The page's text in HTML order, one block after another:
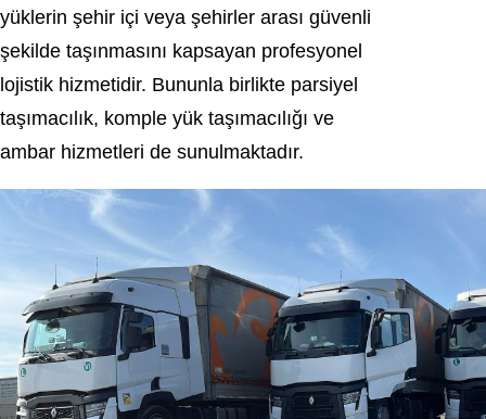
yüklerin şehir içi veya şehirler arası güvenli
şekilde taşınmasını kapsayan profesyonel
lojistik hizmetidir. Bununla birlikte parsiyel
taşımacılık, komple yük taşımacılığı ve
ambar hizmetleri de sunulmaktadır.